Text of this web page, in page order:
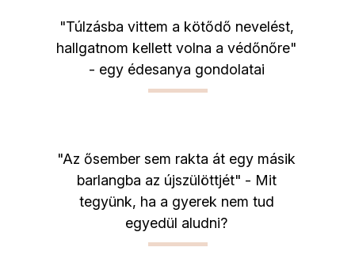
"Túlzásba vittem a kötődő nevelést,
hallgatnom kellett volna a védőnőre"
- egy édesanya gondolatai
"Az ősember sem rakta át egy másik
barlangba az újszülöttjét" - Mit
tegyünk, ha a gyerek nem tud
egyedül aludni?